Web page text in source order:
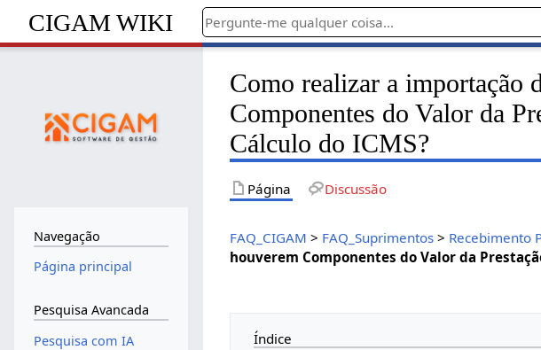
CIGAM WIKI
Como realizar a importação
Componentes do Valor da
Cálculo do ICMS?
Página Discussão
FAQ_CIGAM > FAQ_Suprimentos > Recebimento
houverem Componentes do Valor da
Índice
Navegação
Página principal
Pesquisa Avancada
Pesquisa com IA